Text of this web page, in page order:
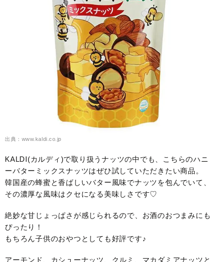
出典：www.kaldi.co.jp
KALDI(カルディ)で取り扱うナッツの中でも、こちらのハニ
ーバターミックスナッツはぜひ試していただきたい商品。
韓国産の蜂蜜と香ばしいバター風味でナッツを包んでいて、
その濃厚な風味はクセになる美味しさです♡
絶妙な甘じょっぱさが感じられるので、お酒のおつまみにも
ぴったり！
もちろん子供のおやつとしても好評です♪
アーモンド、カシューナッツ、クルミ、マカダミアナッツと